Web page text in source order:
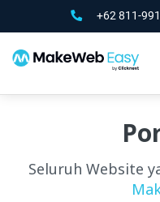
+62 811-
Seluruh Website